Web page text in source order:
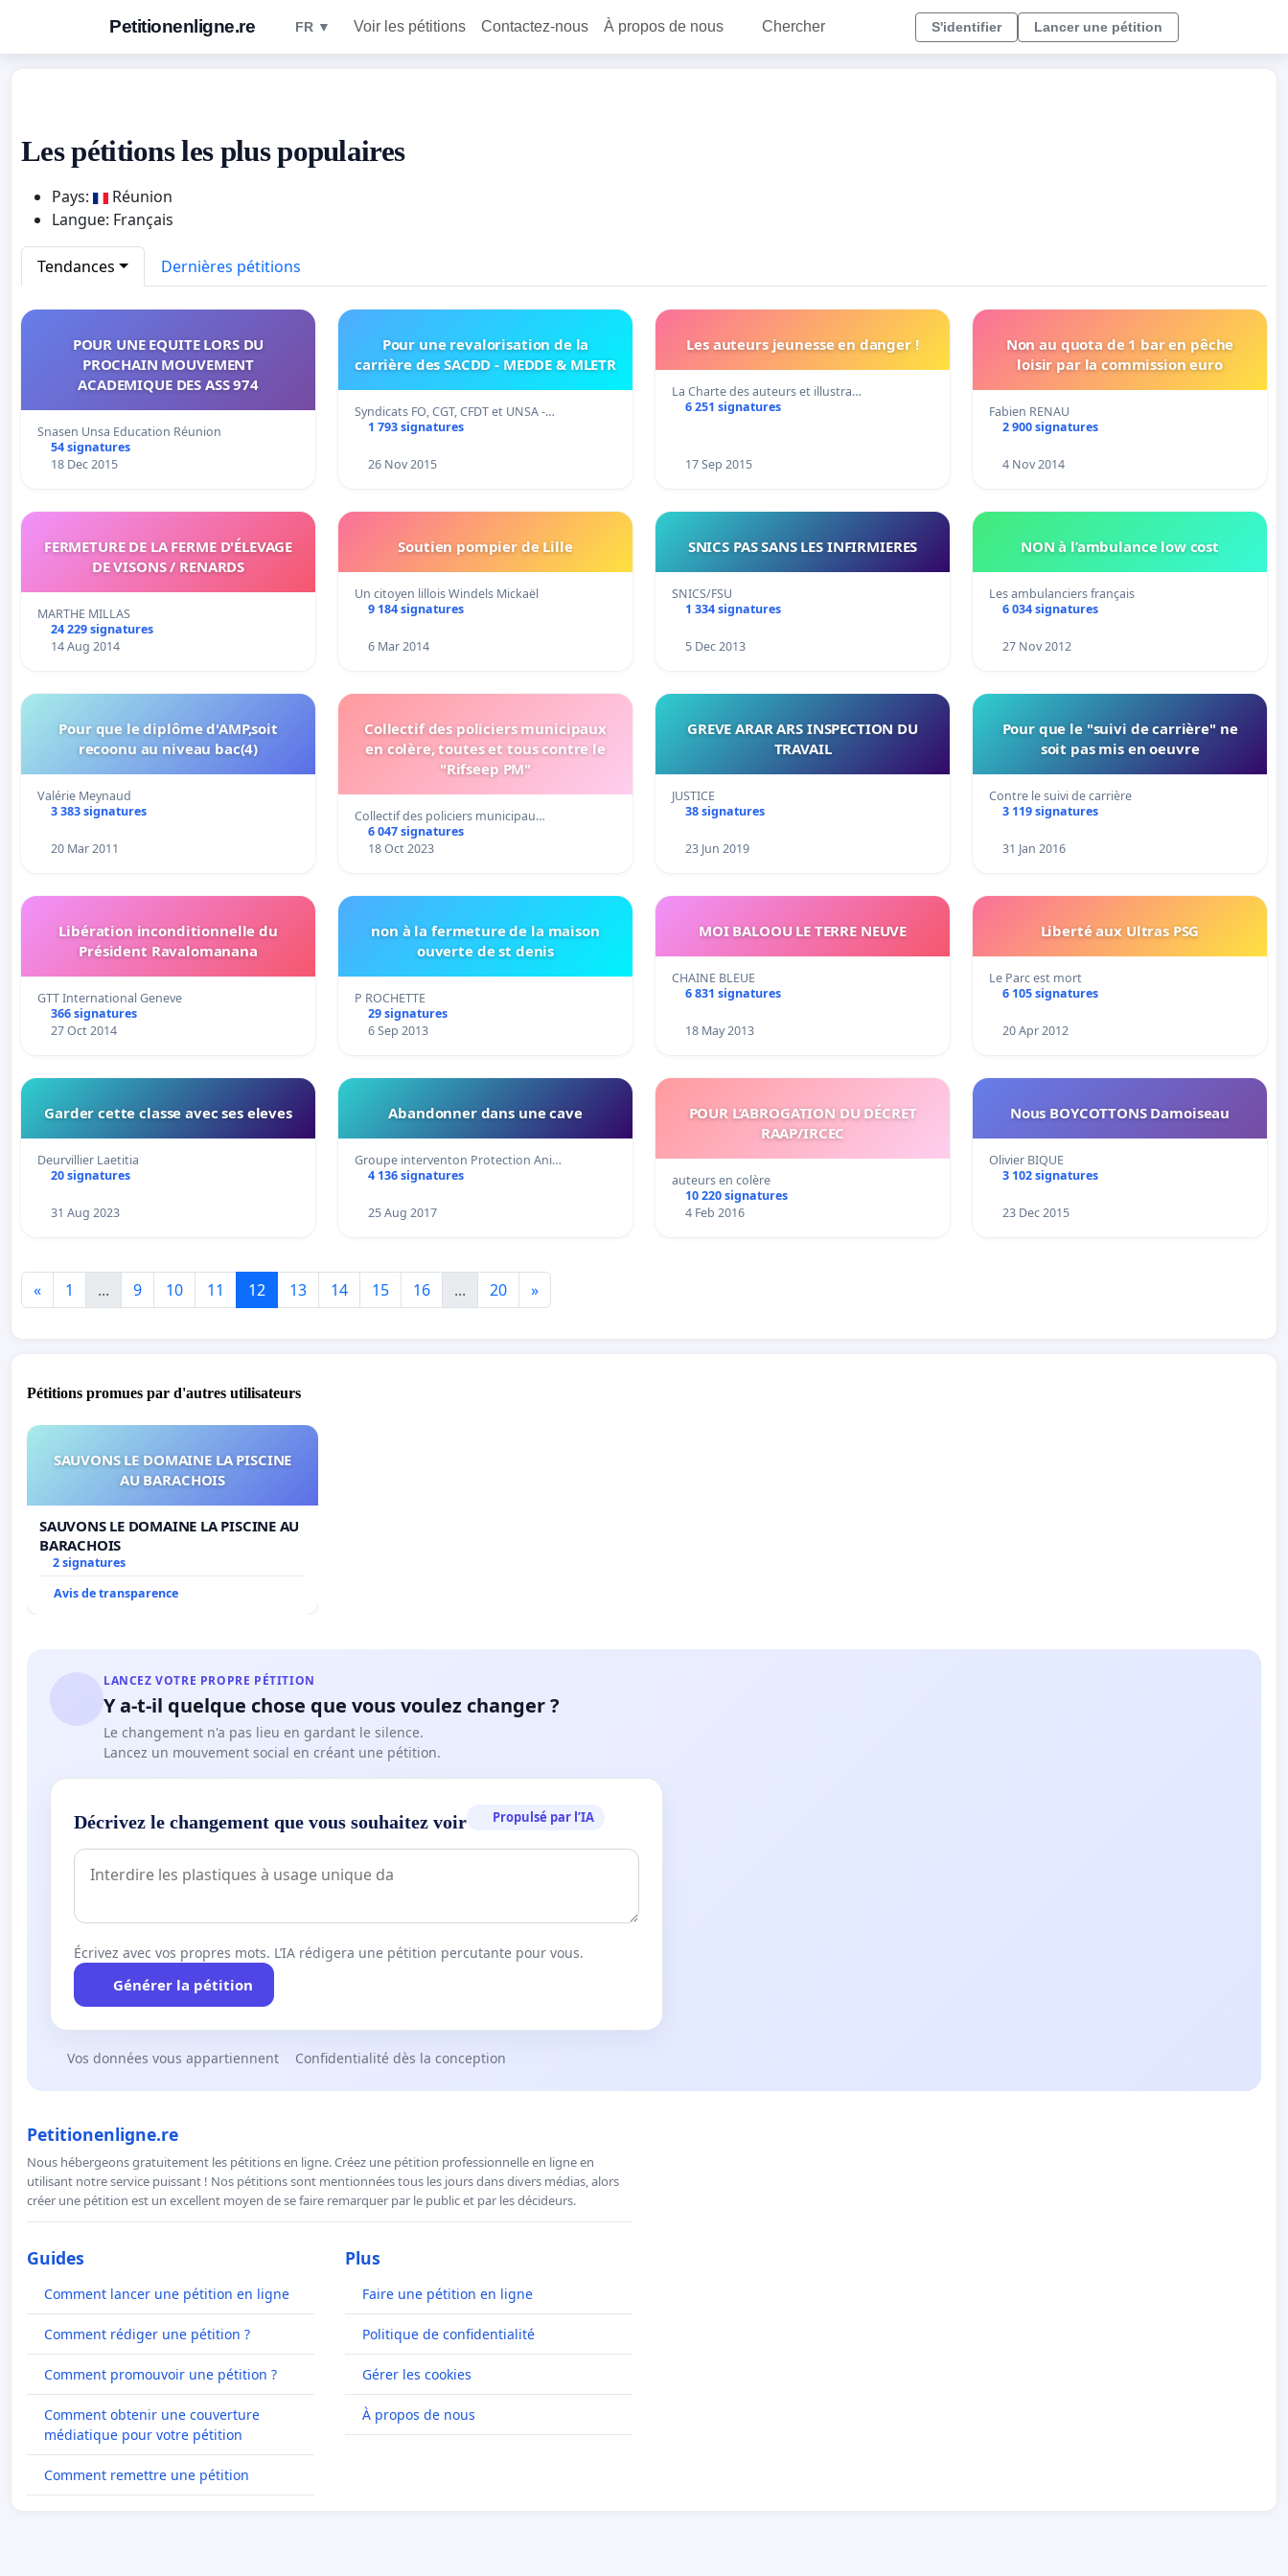
Petitionenligne.re FR ▼ Voir les pétitions Contactez-nous À propos de nous Chercher S'identifier Lancer une pétition
Les pétitions les plus populaires
Pays:
Réunion
Langue: Français
Tendances Dernières pétitions
POUR UNE EQUITE LORS DU
PROCHAIN MOUVEMENT
ACADEMIQUE DES ASS 974
Snasen Unsa Education Réunion
54 signatures
18 Dec 2015
Pour une revalorisation de la
carrière des SACDD - MEDDE & MLETR
Syndicats FO, CGT, CFDT et UNSA -…
1 793 signatures
26 Nov 2015
Les auteurs jeunesse en danger !
La Charte des auteurs et illustra…
6 251 signatures
17 Sep 2015
Non au quota de 1 bar en pêche
loisir par la commission euro
Fabien RENAU
2 900 signatures
4 Nov 2014
FERMETURE DE LA FERME D'ÉLEVAGE
DE VISONS / RENARDS
MARTHE MILLAS
24 229 signatures
14 Aug 2014
Soutien pompier de Lille
Un citoyen lillois Windels Mickaël
9 184 signatures
6 Mar 2014
SNICS PAS SANS LES INFIRMIERES
SNICS/FSU
1 334 signatures
5 Dec 2013
NON à l’ambulance low cost
Les ambulanciers français
6 034 signatures
27 Nov 2012
Pour que le diplôme d'AMP,soit
recoonu au niveau bac(4)
Valérie Meynaud
3 383 signatures
20 Mar 2011
Collectif des policiers municipaux
en colère, toutes et tous contre le
"Rifseep PM"
Collectif des policiers municipau…
6 047 signatures
18 Oct 2023
GREVE ARAR ARS INSPECTION DU
TRAVAIL
JUSTICE
38 signatures
23 Jun 2019
Pour que le "suivi de carrière" ne
soit pas mis en oeuvre
Contre le suivi de carrière
3 119 signatures
31 Jan 2016
Libération inconditionnelle du
Président Ravalomanana
GTT International Geneve
366 signatures
27 Oct 2014
non à la fermeture de la maison
ouverte de st denis
P ROCHETTE
29 signatures
6 Sep 2013
MOI BALOOU LE TERRE NEUVE
CHAINE BLEUE
6 831 signatures
18 May 2013
Liberté aux Ultras PSG
Le Parc est mort
6 105 signatures
20 Apr 2012
Garder cette classe avec ses eleves
Deurvillier Laetitia
20 signatures
31 Aug 2023
Abandonner dans une cave
Groupe interventon Protection Ani…
4 136 signatures
25 Aug 2017
POUR L’ABROGATION DU DÉCRET
RAAP/IRCEC
auteurs en colère
10 220 signatures
4 Feb 2016
Nous BOYCOTTONS Damoiseau
Olivier BIQUE
3 102 signatures
23 Dec 2015
« 1 ... 9 10 11 12 13 14 15 16 ... 20 »
Pétitions promues par d'autres utilisateurs
SAUVONS LE DOMAINE LA PISCINE
AU BARACHOIS
SAUVONS LE DOMAINE LA PISCINE AU
BARACHOIS
2 signatures
Avis de transparence
LANCEZ VOTRE PROPRE PÉTITION
Y a-t-il quelque chose que vous voulez changer ?
Le changement n'a pas lieu en gardant le silence.
Lancez un mouvement social en créant une pétition.
Décrivez le changement que vous souhaitez voir Propulsé par l’IA
Écrivez avec vos propres mots. L’IA rédigera une pétition percutante pour vous.
Générer la pétition
Vos données vous appartiennent Confidentialité dès la conception
Petitionenligne.re
Nous hébergeons gratuitement les pétitions en ligne. Créez une pétition professionnelle en ligne en
utilisant notre service puissant ! Nos pétitions sont mentionnées tous les jours dans divers médias, alors
créer une pétition est un excellent moyen de se faire remarquer par le public et par les décideurs.
Guides
Comment lancer une pétition en ligne
Comment rédiger une pétition ?
Comment promouvoir une pétition ?
Comment obtenir une couverture
médiatique pour votre pétition
Comment remettre une pétition
Plus
Faire une pétition en ligne
Politique de confidentialité
Gérer les cookies
À propos de nous